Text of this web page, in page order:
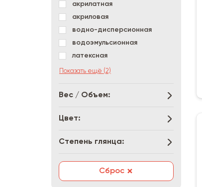
акрилатная
акриловая
водно-дисперсионная
водоэмульсионная
латексная
силикатная
Показать ещё (2)
Вес / Объем:
Цвет:
Степень глянца:
Сброс ×